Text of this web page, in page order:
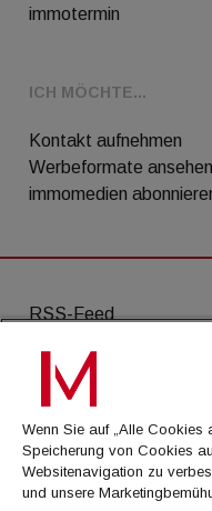
immotermin
ICH MÖCHTE...
Kontakt aufnehmen
Werbeformate ansehen
immomedien
RSS-Feed
AGB
Datenschutz
Kontakt
Impressum
Wenn Sie auf „Alle Cookies
Speicherung von Cookies
Websitenavigation zu
und unsere